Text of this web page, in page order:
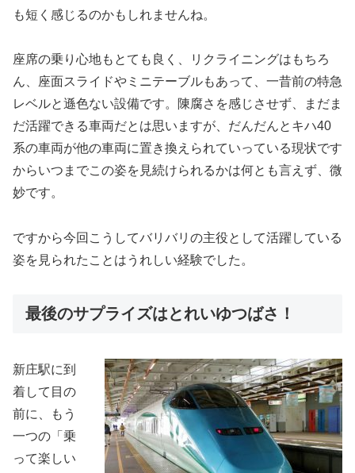
も短く感じるのかもしれませんね。
座席の乗り心地もとても良く、リクライニングはもちろ
ん、座面スライドやミニテーブルもあって、一昔前の特急
レベルと遜色ない設備です。陳腐さを感じさせず、まだま
だ活躍できる車両だとは思いますが、だんだんとキハ40
系の車両が他の車両に置き換えられていっている現状です
からいつまでこの姿を見続けられるかは何とも言えず、微
妙です。
ですから今回こうしてバリバリの主役として活躍している
姿を見られたことはうれしい経験でした。
最後のサプライズはとれいゆつばさ！
新庄駅に到
着して目の
前に、もう
一つの「乗
って楽しい